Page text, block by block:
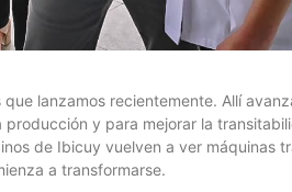
lanzamos recientemente. Allí
y para mejorar la
de Ibicuy vuelven a ver máquinas
a transformarse.